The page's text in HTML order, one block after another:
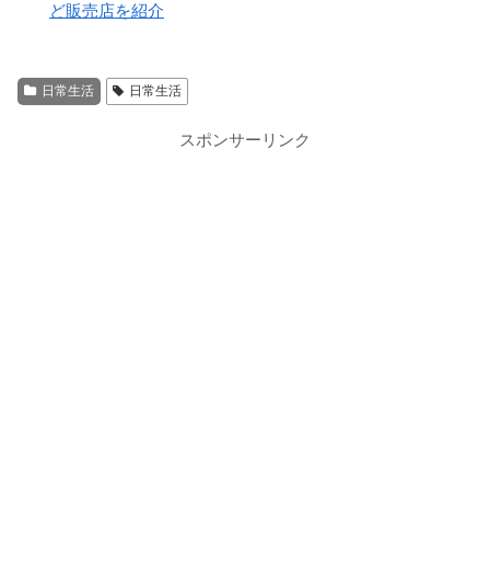
ど販売店を紹介
日常生活 日常生活
スポンサーリンク